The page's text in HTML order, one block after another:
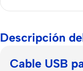
Descripción
Cable USB